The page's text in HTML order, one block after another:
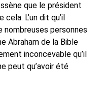
que le président
L’un dit qu’il
nombreuses personnes
Abraham de la Bible
inconcevable qu’il
peut qu’avoir été